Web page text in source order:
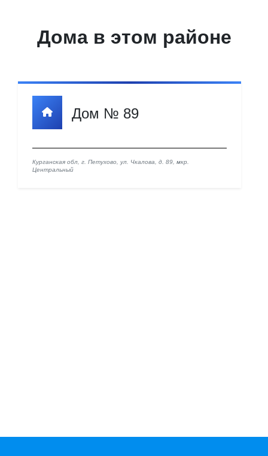
Дома в этом районе
Дом № 89
Курганская обл, г. Петухово, ул. Чкалова, д. 89, мкр.
Центральный